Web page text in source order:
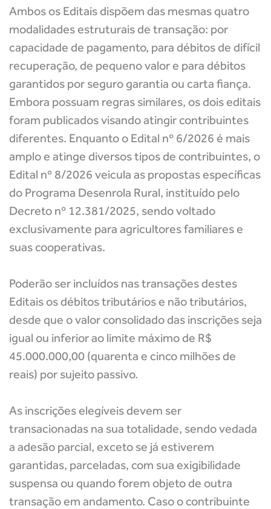
Ambos os Editais dispõem das mesmas quatro
modalidades estruturais de transação: por
capacidade de pagamento, para débitos de difícil
recuperação, de pequeno valor e para débitos
garantidos por seguro garantia ou carta fiança.
Embora possuam regras similares, os dois editais
foram publicados visando atingir contribuintes
diferentes. Enquanto o Edital nº 6/2026 é mais
amplo e atinge diversos tipos de contribuintes, o
Edital nº 8/2026 veicula as propostas específicas
do Programa Desenrola Rural, instituído pelo
Decreto nº 12.381/2025, sendo voltado
exclusivamente para agricultores familiares e
suas cooperativas.
Poderão ser incluídos nas transações destes
Editais os débitos tributários e não tributários,
desde que o valor consolidado das inscrições seja
igual ou inferior ao limite máximo de R$
45.000.000,00 (quarenta e cinco milhões de
reais) por sujeito passivo.
As inscrições elegíveis devem ser
transacionadas na sua totalidade, sendo vedada
a adesão parcial, exceto se já estiverem
garantidas, parceladas, com sua exigibilidade
suspensa ou quando forem objeto de outra
transação em andamento. Caso o contribuinte